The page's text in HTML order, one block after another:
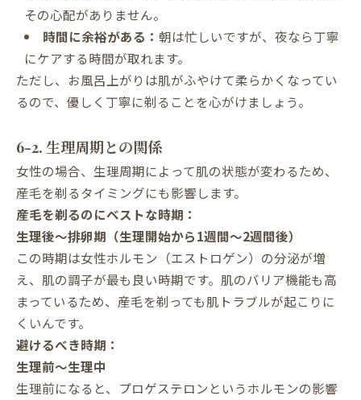
その心配がありません。
時間に余裕がある： 朝は忙しいですが、夜なら丁寧
にケアする時間が取れます。
ただし、お風呂上がりは肌がふやけて柔らかくなってい
るので、優しく丁寧に剃ることを心がけましょう。
6-2. 生理周期との関係
女性の場合、生理周期によって肌の状態が変わるため、
産毛を剃るタイミングにも影響します。
産毛を剃るのにベストな時期：
生理後〜排卵期（生理開始から1週間〜2週間後）
この時期は女性ホルモン（エストロゲン）の分泌が増
え、肌の調子が最も良い時期です。肌のバリア機能も高
まっているため、産毛を剃っても肌トラブルが起こりに
くいんです。
避けるべき時期：
生理前〜生理中
生理前になると、プロゲステロンというホルモンの影響